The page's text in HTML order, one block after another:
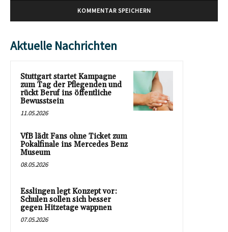
Aktuelle Nachrichten
Stuttgart startet Kampagne
zum Tag der Pflegenden und
rückt Beruf ins öffentliche
Bewusstsein
11.05.2026
VfB lädt Fans ohne Ticket zum
Pokalfinale ins Mercedes Benz
Museum
08.05.2026
Esslingen legt Konzept vor:
Schulen sollen sich besser
gegen Hitzetage wappnen
07.05.2026